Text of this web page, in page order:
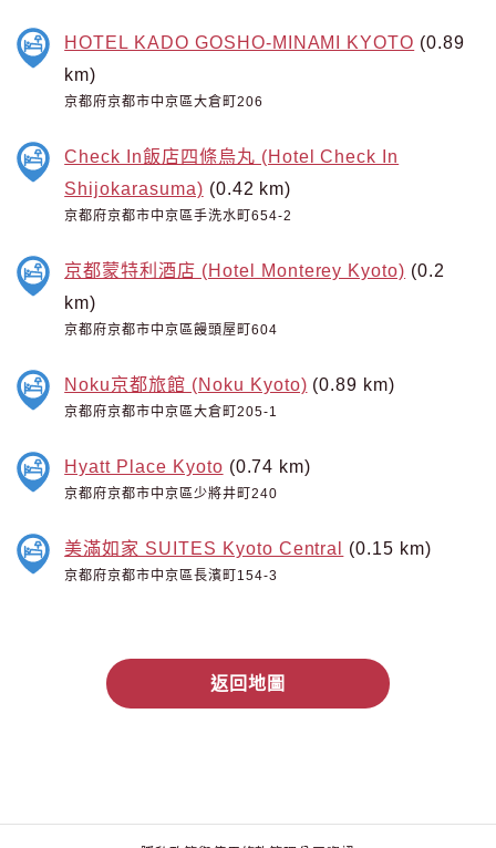
HOTEL KADO GOSHO-MINAMI KYOTO (0.89
km)
京都府京都市中京區大倉町206
Check In飯店四條烏丸 (Hotel Check In
Shijokarasuma) (0.42 km)
京都府京都市中京區手洗水町654-2
京都蒙特利酒店 (Hotel Monterey Kyoto) (0.2
km)
京都府京都市中京區饅頭屋町604
Noku京都旅館 (Noku Kyoto) (0.89 km)
京都府京都市中京區大倉町205-1
Hyatt Place Kyoto (0.74 km)
京都府京都市中京區少將井町240
美滿如家 SUITES Kyoto Central (0.15 km)
京都府京都市中京區長濱町154-3
返回地圖